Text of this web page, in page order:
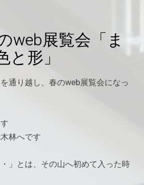
web展覧会「ま
形」
通り越し、春のweb展覧会になっ
林へです
」とは、その山へ初めて入った時